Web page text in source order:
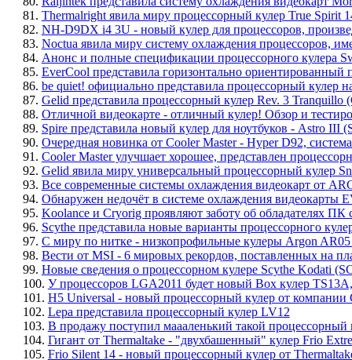
81. Thermalright явила миру процессорный кулер True Spirit
82. NH-D9DX i4 3U - новый кулер для процессоров,
83. Noctua явила миру систему охлаждения процессоров,
84. Анонс и полные спецификации процессорного кулера
85. EverCool представила горизонтально ориентированный
86. be quiet! официально представила процессорный кулер
87. Gelid представила процессорный кулер Rev. 3 Tranquillo
88. Отличной видеокарте - отличный кулер! Обзор и
89. Spire представила новый кулер для ноутбуков - Astro III
90. Очередная новинка от Cooler Master - Hyper D92,
91. Cooler Master улучшает хорошее, представлен
92. Gelid явила миру универсальный процессорный кулер
93. Все современные системы охлаждения видеокарт от
94. Обнаружен недочёт в системе охлаждения видеокарты
95. Koolance и Cryorig проявляют заботу об обладателях
96. Scythe представила новые варианты процессорного
97. С миру по нитке - низкопрофильные кулеры Argon
98. Вести от MSI - 6 мировых рекордов, поставленных на
99. Новые сведения о процессорном кулере Scythe Kodati
100. У процессоров LGA2011 будет новый Box кулер
101. H5 Universal - новый процессорный кулер от компании
102. Lepa представила процессорный кулер LV12
103. В продажу поступил маааленький такой процессорный
104. Гигант от Thermaltake - "двухбашенный" кулер Frio
105. Frio Silent 14 - новый процессорный кулер от